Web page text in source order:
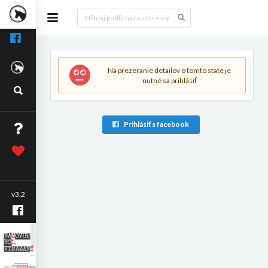
v3.2
Na prezeranie detailov o tomto state je
nutné sa prihlásiť
Prihlásiť s facebook